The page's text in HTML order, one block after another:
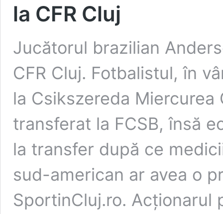
la CFR Cluj
Jucătorul brazilian
CFR Cluj. Fotbalistul, în
la Csikszereda
transferat la FCSB, însă
la transfer după ce
sud-american ar avea o
SportinCluj.ro. Acționarul